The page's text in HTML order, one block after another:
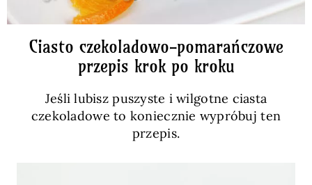
Ciasto czekoladowo-pomarańczowe
przepis krok po kroku
Jeśli lubisz puszyste i wilgotne ciasta
czekoladowe to koniecznie wypróbuj ten
przepis.